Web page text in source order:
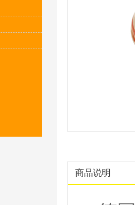
商品说明